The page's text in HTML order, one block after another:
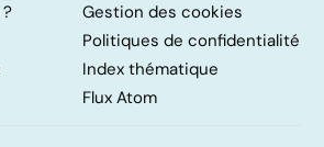
Gestion des cookies
Politiques de confidentialité
Index thématique
Flux Atom